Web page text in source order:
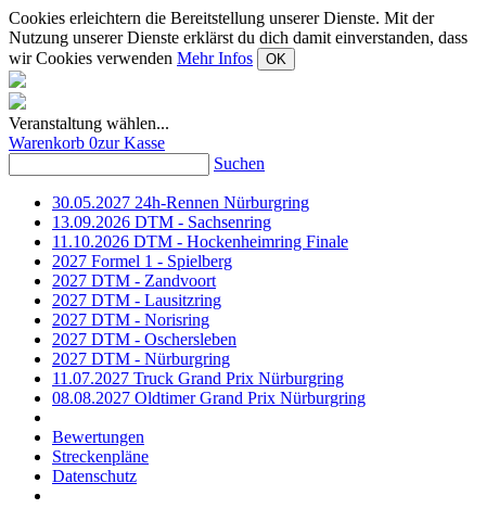
Cookies erleichtern die Bereitstellung unserer Dienste. Mit der
Nutzung unserer Dienste erklärst du dich damit einverstanden, dass
wir Cookies verwenden Mehr Infos OK
Veranstaltung wählen...
Warenkorb 0zur Kasse
Suchen
30.05.2027 24h-Rennen Nürburgring
13.09.2026 DTM - Sachsenring
11.10.2026 DTM - Hockenheimring Finale
2027 Formel 1 - Spielberg
2027 DTM - Zandvoort
2027 DTM - Lausitzring
2027 DTM - Norisring
2027 DTM - Oschersleben
2027 DTM - Nürburgring
11.07.2027 Truck Grand Prix Nürburgring
08.08.2027 Oldtimer Grand Prix Nürburgring
Bewertungen
Streckenpläne
Datenschutz